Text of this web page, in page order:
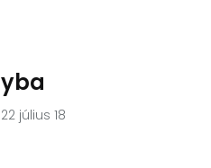
július 18